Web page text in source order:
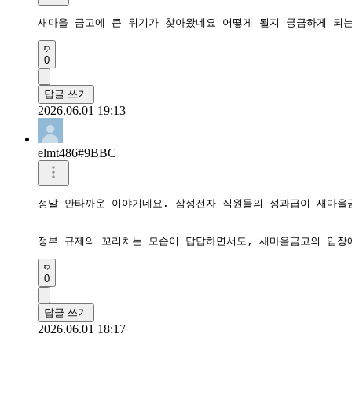
새마을 금고에 큰 위기가 찾아왔네요 어떻게 될지 궁금하게 되
0
답글 쓰기
2026.06.01 19:13
elmt486#9BBC
정말 안타까운 이야기네요. 삼성전자 직원들의 성과급이 새
정부 규제의 꼬리치는 모습이 답답하면서도, 새마을금고의 입
0
답글 쓰기
2026.06.01 18:17